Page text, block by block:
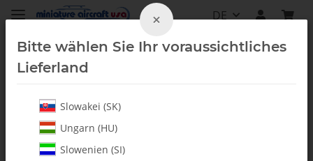
DE
Fury 57
×
Bitte wählen Sie Ihr voraussichtliches
Lieferland
Slowakei (SK)
Ungarn (HU)
Slowenien (SI)